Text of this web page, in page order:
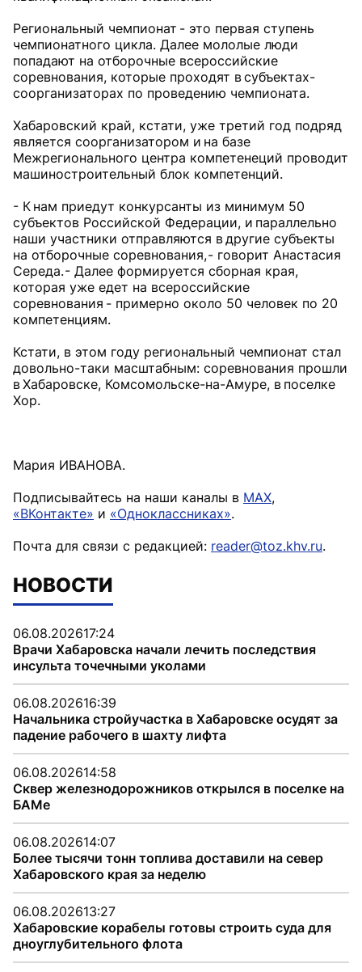
Региональный чемпионат - это первая ступень
чемпионатного цикла. Далее мололые люди
попадают на отборочные всероссийские
соревнования, которые проходят в субъектах-
соорганизаторах по проведению чемпионата.
Хабаровский край, кстати, уже третий год подряд
является соорганизатором и на базе
Межрегионального центра компетенеций проводит
машиностроительный блок компетенций.
- К нам приедут конкурсанты из минимум 50
субъектов Российской Федерации, и параллельно
наши участники отправляются в другие субъекты
на отборочные соревнования, - говорит Анастасия
Середа. - Далее формируется сборная края,
которая уже едет на всероссийские
соревнования - примерно около 50 человек по 20
компетенциям.
Кстати, в этом году региональный чемпионат стал
довольно-таки масштабным: соревнования прошли
в Хабаровске, Комсомольске-на-Амуре, в поселке
Хор.
Мария ИВАНОВА.
Подписывайтесь на наши каналы в MAX,
«ВКонтакте» и «Одноклассниках».
Почта для связи с редакцией: reader@toz.khv.ru.
НОВОСТИ
06.08.202617:24
Врачи Хабаровска начали лечить последствия
инсульта точечными уколами
06.08.202616:39
Начальника стройучастка в Хабаровске осудят за
падение рабочего в шахту лифта
06.08.202614:58
Сквер железнодорожников открылся в поселке на
БАМе
06.08.202614:07
Более тысячи тонн топлива доставили на север
Хабаровского края за неделю
06.08.202613:27
Хабаровские корабелы готовы строить суда для
дноуглубительного флота